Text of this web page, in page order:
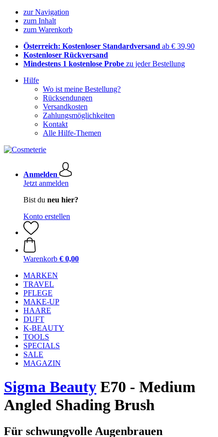
zur Navigation
zum Inhalt
zum Warenkorb
Österreich: Kostenloser Standardversand ab € 39,90
Kostenloser Rückversand
Mindestens 1 kostenlose Probe zu jeder Bestellung
Hilfe
Wo ist meine Bestellung?
Rücksendungen
Versandkosten
Zahlungsmöglichkeiten
Kontakt
Alle Hilfe-Themen
Anmelden
Jetzt anmelden
Bist du neu hier?
Konto erstellen
Warenkorb € 0,00
MARKEN
TRAVEL
PFLEGE
MAKE-UP
HAARE
DUFT
K-BEAUTY
TOOLS
SPECIALS
SALE
MAGAZIN
Sigma Beauty E70 - Medium
Angled Shading Brush
Für schwungvolle Augenbrauen